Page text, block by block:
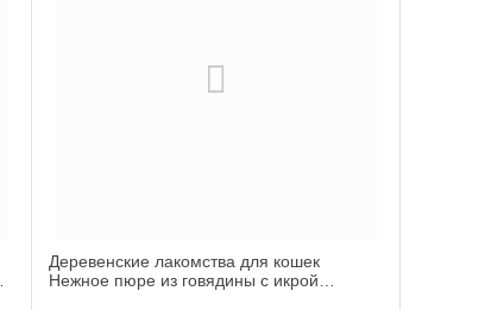
Деревенские лакомства для кошек
Нежное пюре из говядины с икрой